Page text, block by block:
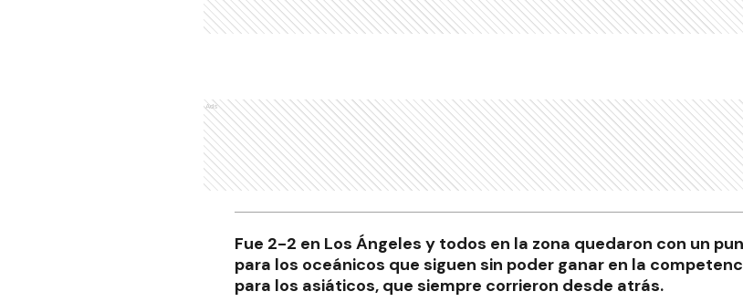
Ads
Fue 2-2 en Los Ángeles y todos en la zona quedaron con un
para los oceánicos que siguen sin poder ganar en la
para los asiáticos, que siempre corrieron desde atrás.